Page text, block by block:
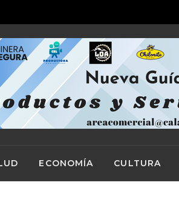
ECONOMÍA CULTURA